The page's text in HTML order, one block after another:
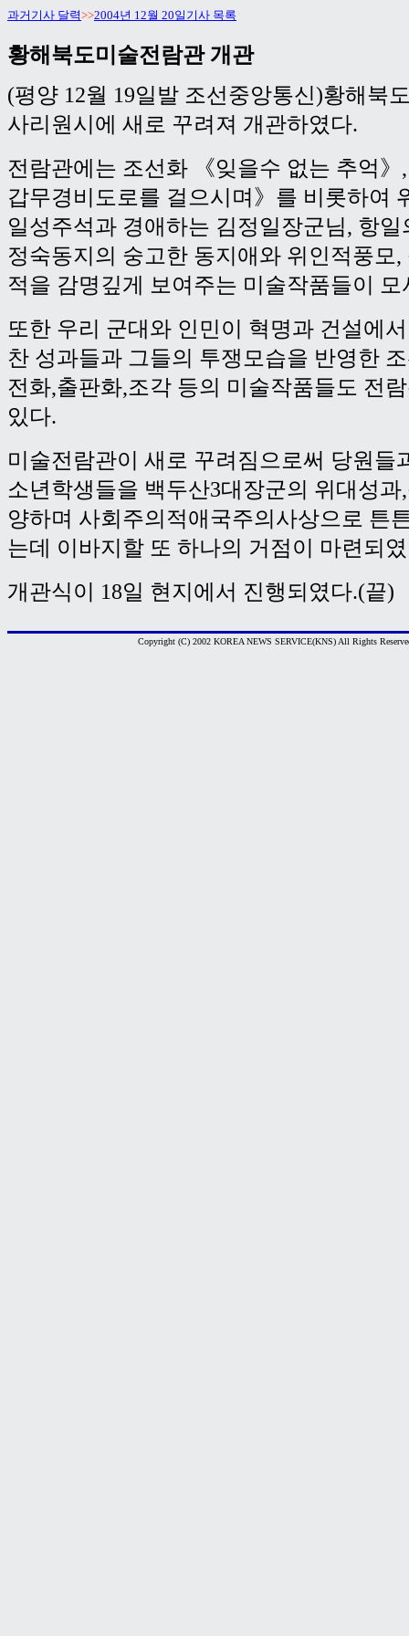
과거기사 달력>>2004년 12월 20일기사 목록
황해북도미술전람관 개관
(평양 12월 19일발 조선중앙통신)황해북
사리원시에 새로 꾸려져 개관하였다.
전람관에는 조선화 《잊을수 없는 추억》
갑무경비도로를 걸으시며》를 비롯하여
일성주석과 경애하는 김정일장군님, 항
정숙동지의 숭고한 동지애와 위인적풍모
적을 감명깊게 보여주는 미술작품들이 모
또한 우리 군대와 인민이 혁명과 건설에
찬 성과들과 그들의 투쟁모습을 반영한
전화,출판화,조각 등의 미술작품들도 전
있다.
미술전람관이 새로 꾸려짐으로써 당원들
소년학생들을 백두산3대장군의 위대성
양하며 사회주의적애국주의사상으로 튼
는데 이바지할 또 하나의 거점이 마련되
개관식이 18일 현지에서 진행되였다.(끝)
Copyright (C) 2002 KOREA NEWS SERVICE(KNS) All Rights